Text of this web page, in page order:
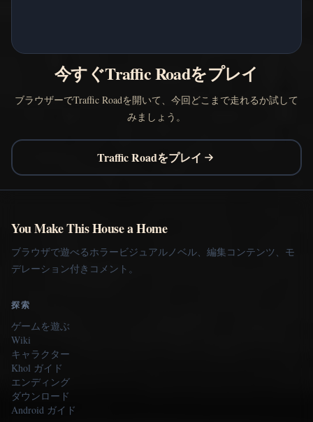
今すぐTraffic Roadをプレイ
ブラウザーでTraffic Roadを開いて、今回どこまで走れるか試して
みましょう。
Traffic Roadをプレイ
You Make This House a Home
ブラウザで遊べるホラービジュアルノベル、編集コンテンツ、モ
デレーション付きコメント。
探索
ゲームを遊ぶ
Wiki
キャラクター
Khol ガイド
エンディング
ダウンロード
Android ガイド